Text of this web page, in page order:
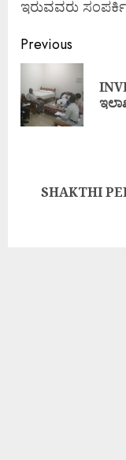
ಇರುವವರು
Previous
SHAKTHI